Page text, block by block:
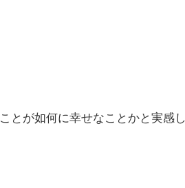
とが如何に幸せなことかと実感し